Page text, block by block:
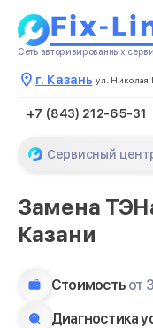
Сеть авторизированных
г. Казань ул. Николая
+7 (843) 212-65-31
Сервисный
Замена
Казани
Стоимость от
Диагностика